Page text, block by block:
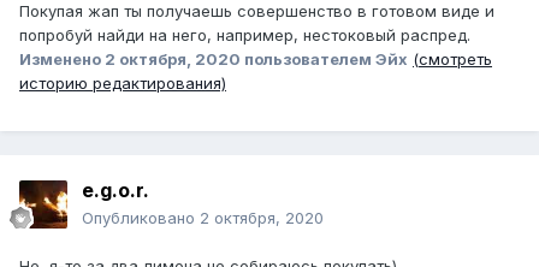
Покупая жап ты получаешь совершенство в готовом виде и
попробуй найди на него, например, нестоковый распред.
Изменено 2 октября, 2020 пользователем Эйх (смотреть
историю редактирования)
e.g.o.r.
Опубликовано 2 октября, 2020